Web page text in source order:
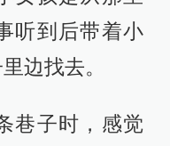
听到后带着小
边找去。
巷子时，感觉